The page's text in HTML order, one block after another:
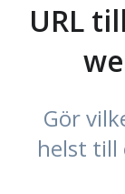
URL
Gör
helst till